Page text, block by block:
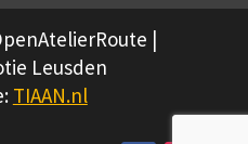
|
Leusden
TIAAN.nl